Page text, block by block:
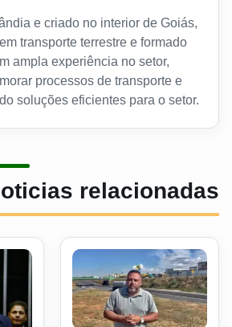
e criado no interior de Goiás,
transporte terrestre e formado
ampla experiência no setor,
processos de transporte e
soluções eficientes para o setor.
relacionadas